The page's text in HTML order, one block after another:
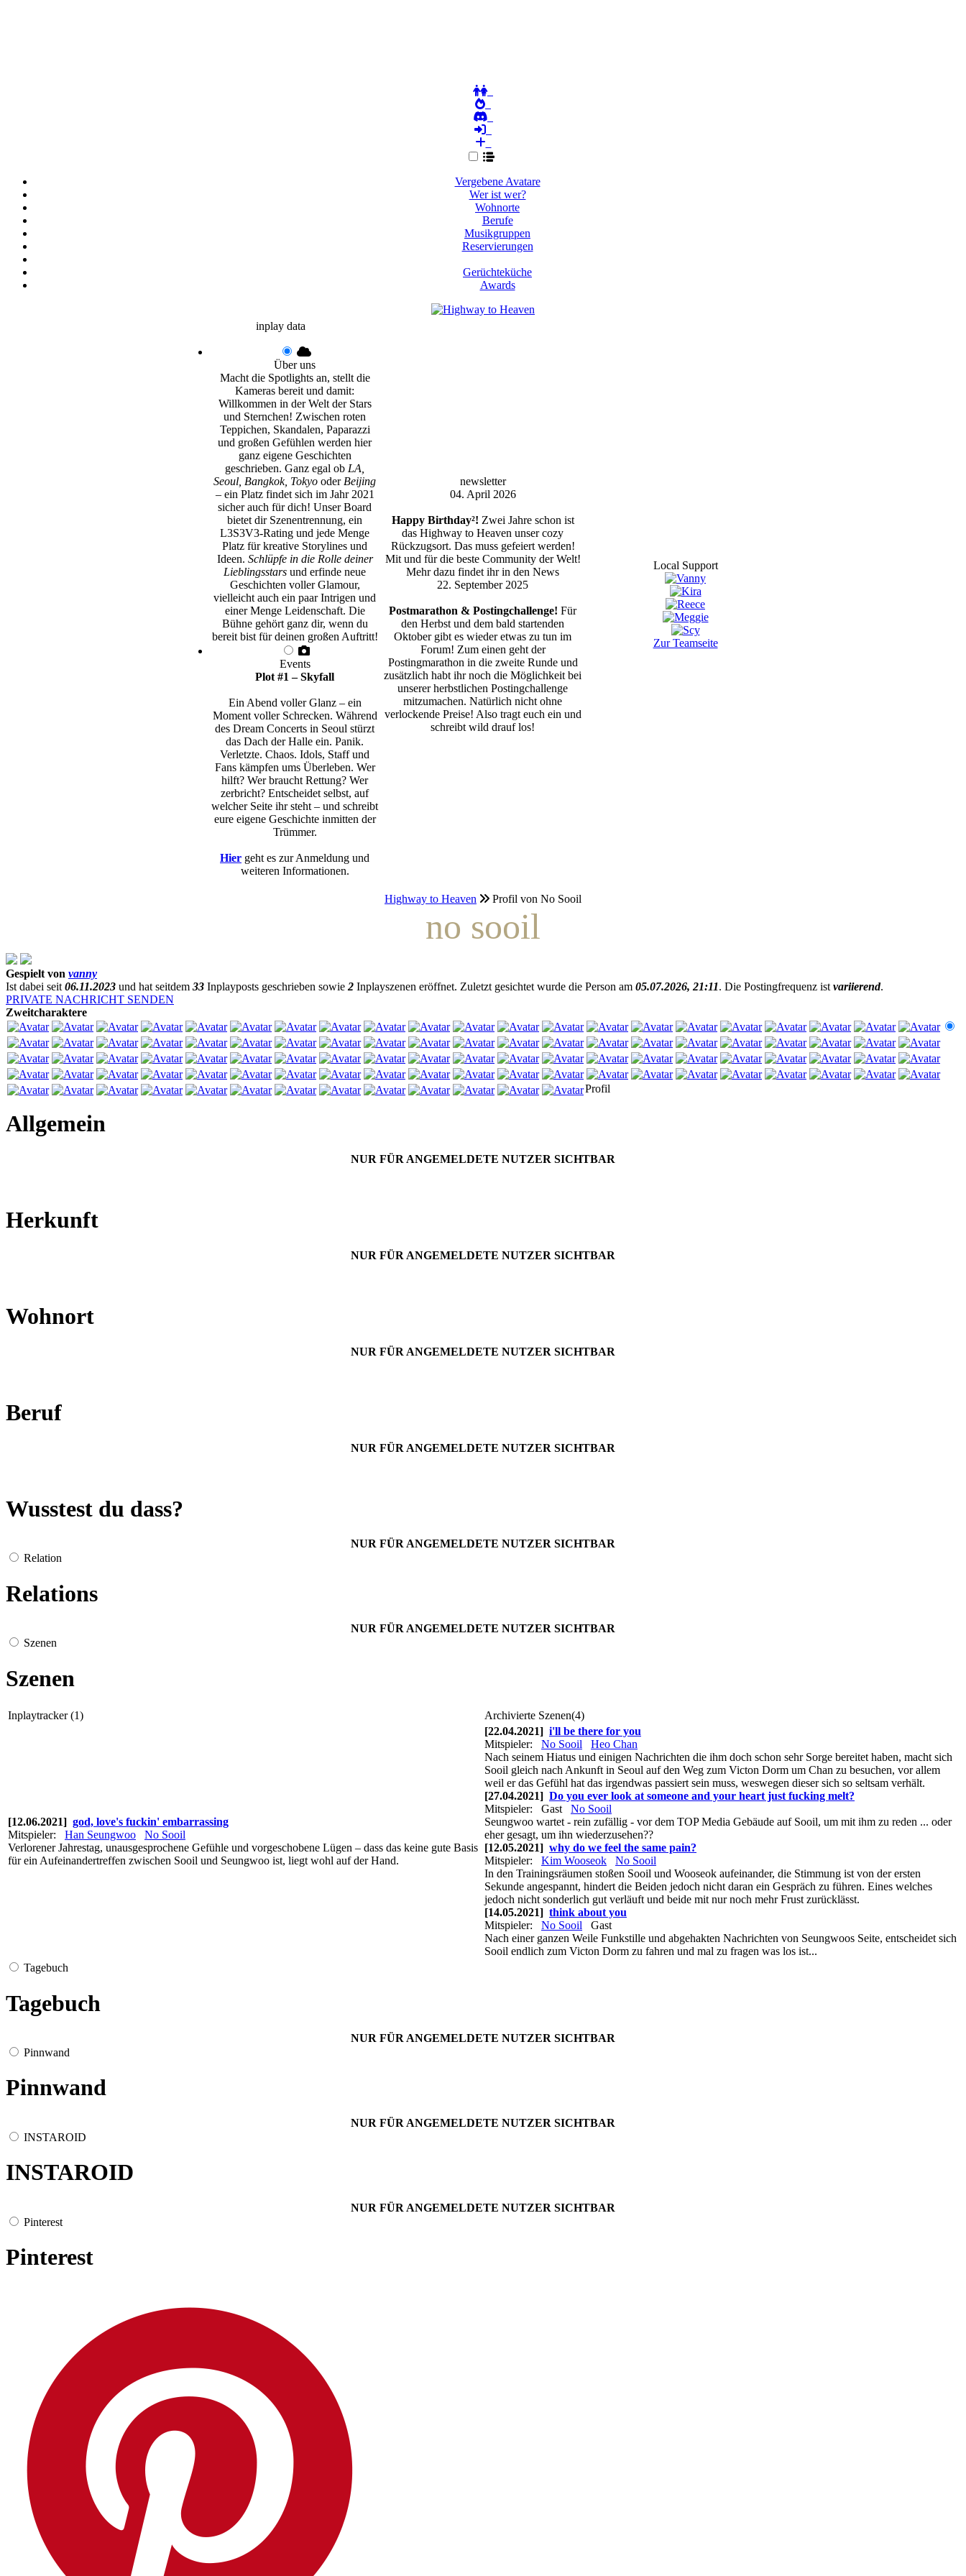
Vergebene Avatare
Wer ist wer?
Wohnorte
Berufe
Musikgruppen
Reservierungen
Gerüchteküche
Awards
inplay data
Über uns
Macht die Spotlights an, stellt die
Kameras bereit und damit:
Willkommen in der Welt der Stars
und Sternchen! Zwischen roten
Teppichen, Skandalen, Paparazzi
und großen Gefühlen werden hier
ganz eigene Geschichten
geschrieben. Ganz egal ob LA,
Seoul, Bangkok, Tokyo oder Beijing
– ein Platz findet sich im Jahr 2021
sicher auch für dich! Unser Board
bietet dir Szenentrennung, ein
L3S3V3-Rating und jede Menge
Platz für kreative Storylines und
Ideen. Schlüpfe in die Rolle deiner
Lieblingsstars und erfinde neue
Geschichten voller Glamour,
vielleicht auch ein paar Intrigen und
einer Menge Leidenschaft. Die
Bühne gehört ganz dir, wenn du
bereit bist für deinen großen Auftritt!
Events
Plot #1 – Skyfall
Ein Abend voller Glanz – ein
Moment voller Schrecken. Während
des Dream Concerts in Seoul stürzt
das Dach der Halle ein. Panik.
Verletzte. Chaos. Idols, Staff und
Fans kämpfen ums Überleben. Wer
hilft? Wer braucht Rettung? Wer
zerbricht? Entscheidet selbst, auf
welcher Seite ihr steht – und schreibt
eure eigene Geschichte inmitten der
Trümmer.
Hier geht es zur Anmeldung und
weiteren Informationen.
newsletter
04. April 2026
Happy Birthday²! Zwei Jahre schon ist
das Highway to Heaven unser cozy
Rückzugsort. Das muss gefeiert werden!
Mit und für die beste Community der Welt!
Mehr dazu findet ihr in den News
22. September 2025
Postmarathon & Postingchallenge! Für
den Herbst und dem bald startenden
Oktober gibt es wieder etwas zu tun im
Forum! Zum einen geht der
Postingmarathon in die zweite Runde und
zusätzlich habt ihr noch die Möglichkeit bei
unserer herbstlichen Postingchallenge
mitzumachen. Natürlich nicht ohne
verlockende Preise! Also tragt euch ein und
schreibt wild drauf los!
Local Support
Zur Teamseite
Highway to Heaven Profil von No Sooil
no sooil
Gespielt von vanny
Ist dabei seit 06.11.2023 und hat seitdem 33 Inplayposts geschrieben sowie 2 Inplayszenen eröffnet. Zuletzt gesichtet wurde die Person am 05.07.2026, 21:11. Die Postingfrequenz ist variierend.
PRIVATE NACHRICHT SENDEN
Zweitcharaktere
Profil
Allgemein
NUR FÜR ANGEMELDETE NUTZER SICHTBAR
Herkunft
NUR FÜR ANGEMELDETE NUTZER SICHTBAR
Wohnort
NUR FÜR ANGEMELDETE NUTZER SICHTBAR
Beruf
NUR FÜR ANGEMELDETE NUTZER SICHTBAR
Wusstest du dass?
NUR FÜR ANGEMELDETE NUTZER SICHTBAR
Relation
Relations
NUR FÜR ANGEMELDETE NUTZER SICHTBAR
Szenen
Szenen
Inplaytracker (1) Archivierte Szenen(4)
[12.06.2021] god, love's fuckin' embarrassing
Mitspieler: Han Seungwoo
No Sooil
Verlorener Jahrestag, unausgesprochene Gefühle und vorgeschobene Lügen – dass das keine gute Basis
für ein Aufeinandertreffen zwischen Sooil und Seungwoo ist, liegt wohl auf der Hand.
[22.04.2021] i'll be there for you
Mitspieler: No Sooil
Heo Chan
Nach seinem Hiatus und einigen Nachrichten die ihm doch schon sehr Sorge bereitet haben, macht sich
Sooil gleich nach Ankunft in Seoul auf den Weg zum Victon Dorm um Chan zu besuchen, vor allem
weil er das Gefühl hat das irgendwas passiert sein muss, weswegen dieser sich so seltsam verhält.
[27.04.2021] Do you ever look at someone and your heart just fucking melt?
Mitspieler: Gast No Sooil
Seungwoo wartet - rein zufällig - vor dem TOP Media Gebäude auf Sooil, um mit ihm zu reden ... oder
eher gesagt, um ihn wiederzusehen??
[12.05.2021] why do we feel the same pain?
Mitspieler: Kim Wooseok
No Sooil
In den Trainingsräumen stoßen Sooil und Wooseok aufeinander, die Stimmung ist von der ersten
Sekunde angespannt, hindert die Beiden jedoch nicht daran ein Gespräch zu führen. Eines welches
jedoch nicht sonderlich gut verläuft und beide mit nur noch mehr Frust zurücklässt.
[14.05.2021] think about you
Mitspieler: No Sooil
Gast
Nach einer ganzen Weile Funkstille und abgehakten Nachrichten von Seungwoos Seite, entscheidet sich
Sooil endlich zum Victon Dorm zu fahren und mal zu fragen was los ist...
Tagebuch
Tagebuch
NUR FÜR ANGEMELDETE NUTZER SICHTBAR
Pinnwand
Pinnwand
NUR FÜR ANGEMELDETE NUTZER SICHTBAR
INSTAROID
INSTAROID
NUR FÜR ANGEMELDETE NUTZER SICHTBAR
Pinterest
Pinterest